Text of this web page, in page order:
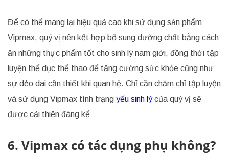
Để có thể mang lại hiệu quả cao khi sử dụng sản phẩm
Vipmax, quý vị nên kết hợp bổ sung dưỡng chất bằng cách
ăn những thực phẩm tốt cho sinh lý nam giới, đồng thời tập
luyện thể dục thể thao để tăng cường sức khỏe cũng như
sự dẻo dai cần thiết khi quan hệ. Chỉ cần chăm chỉ tập luyện
và sử dụng Vipmax tình trạng yếu sinh lýcủa quý vị sẽ
được cải thiện đáng kể
6. Vipmax có tác dụng phụ không?